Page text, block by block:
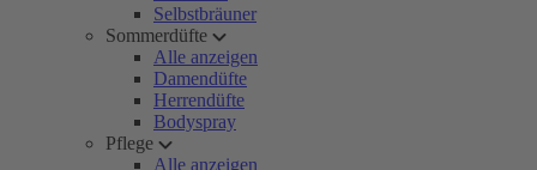
Selbstbräuner
Sommerdüfte
Alle anzeigen
Damendüfte
Herrendüfte
Bodyspray
Pflege
Alle anzeigen